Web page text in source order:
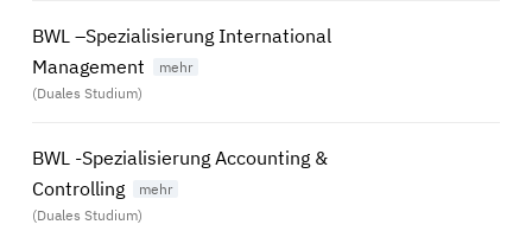
BWL –Spezialisierung International
Management
(Duales Studium)
BWL -Spezialisierung Accounting &
Controlling
(Duales Studium)